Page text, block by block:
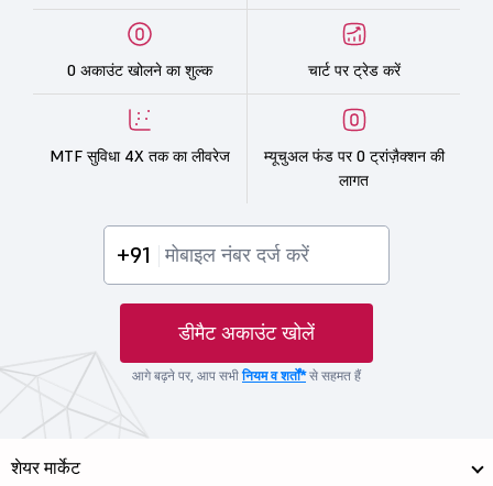
0 अकाउंट खोलने का शुल्क चार्ट पर ट्रेड करें
MTF सुविधा 4X तक का लीवरेज
म्यूचुअल फंड पर 0 ट्रांज़ैक्शन की
लागत
+91
डीमैट अकाउंट खोलें
आगे बढ़ने पर, आप सभीनियम व शर्तों*से सहमत हैं
शेयर मार्केट